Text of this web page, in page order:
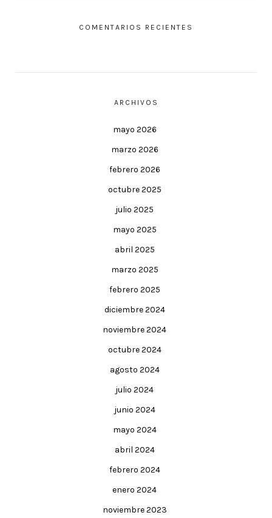
COMENTARIOS RECIENTES
ARCHIVOS
mayo 2026
marzo 2026
febrero 2026
octubre 2025
julio 2025
mayo 2025
abril 2025
marzo 2025
febrero 2025
diciembre 2024
noviembre 2024
octubre 2024
agosto 2024
julio 2024
junio 2024
mayo 2024
abril 2024
febrero 2024
enero 2024
noviembre 2023